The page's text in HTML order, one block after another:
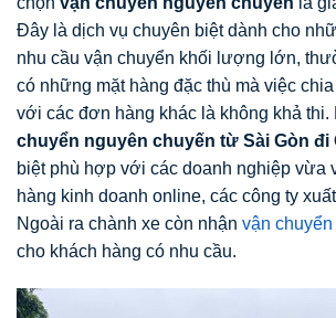
Đây là dịch vụ chuyên biệt dành cho
nhu cầu vận chuyển khối lượng lớn,
có những mặt hàng đặc thù mà việc
với các đơn hàng khác là không khả thi.
chuyển nguyên chuyến từ Sài Gòn đi
biệt phù hợp với các doanh nghiệp vừa
hàng kinh doanh online, các công ty
Ngoài ra chành xe còn nhận vận
cho khách hàng có nhu cầu.